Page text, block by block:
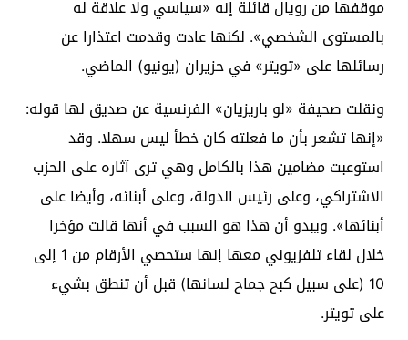
موقفها من رويال قائلة إنه «سياسي ولا علاقة له
بالمستوى الشخصي». لكنها عادت وقدمت اعتذارا عن
رسائلها على «تويتر» في حزيران (يونيو) الماضي.
ونقلت صحيفة «لو باريزيان» الفرنسية عن صديق لها قوله:
«إنها تشعر بأن ما فعلته كان خطأ ليس سهلا. وقد
استوعبت مضامين هذا بالكامل وهي ترى آثاره على الحزب
الاشتراكي، وعلى رئيس الدولة، وعلى أبنائه، وأيضا على
أبنائها». ويبدو أن هذا هو السبب في أنها قالت مؤخرا
خلال لقاء تلفزيوني معها إنها ستحصي الأرقام من 1 إلى
10 (على سبيل كبح جماح لسانها) قبل أن تنطق بشيء
على تويتر.